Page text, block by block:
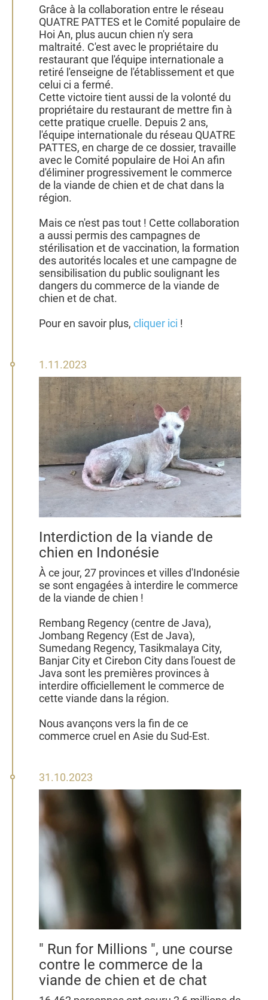
Grâce à la collaboration entre le réseau
QUATRE PATTES et le Comité populaire de
Hoi An, plus aucun chien n'y sera
maltraité. C'est avec le propriétaire du
restaurant que l'équipe internationale a
retiré l'enseigne de l'établissement et que
celui ci a fermé.
Cette victoire tient aussi de la volonté du
propriétaire du restaurant de mettre fin à
cette pratique cruelle. Depuis 2 ans,
l'équipe internationale du réseau QUATRE
PATTES, en charge de ce dossier, travaille
avec le Comité populaire de Hoi An afin
d'éliminer progressivement le commerce
de la viande de chien et de chat dans la
région.
Mais ce n'est pas tout ! Cette collaboration
a aussi permis des campagnes de
stérilisation et de vaccination, la formation
des autorités locales et une campagne de
sensibilisation du public soulignant les
dangers du commerce de la viande de
chien et de chat.
Pour en savoir plus, cliquer ici !
1
novembre
2023
1.11.2023
Interdiction de la viande de
chien en Indonésie
À ce jour, 27 provinces et villes d'Indonésie
se sont engagées à interdire le commerce
de la viande de chien !
Rembang Regency (centre de Java),
Jombang Regency (Est de Java),
Sumedang Regency, Tasikmalaya City,
Banjar City et Cirebon City dans l'ouest de
Java sont les premières provinces à
interdire officiellement le commerce de
cette viande dans la région.
Nous avançons vers la fin de ce
commerce cruel en Asie du Sud-Est.
31
octobre
2023
31.10.2023
" Run for Millions ", une course
contre le commerce de la
viande de chien et de chat